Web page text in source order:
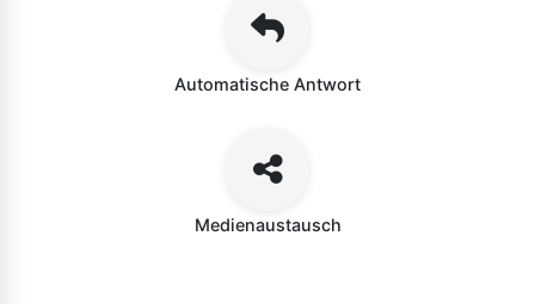
Automatische Antwort
Medienaustausch